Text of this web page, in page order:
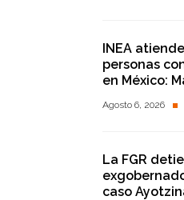
INEA
personas
en México:
Agosto 6, 2026
La FGR
caso